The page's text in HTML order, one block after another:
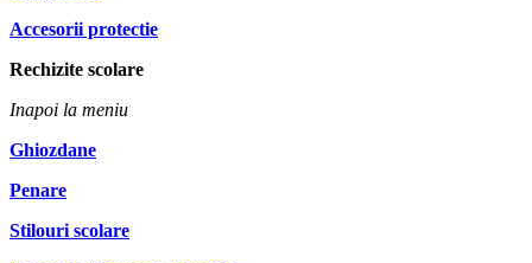
Accesorii protectie
Rechizite scolare
Inapoi la meniu
Ghiozdane
Penare
Stilouri scolare